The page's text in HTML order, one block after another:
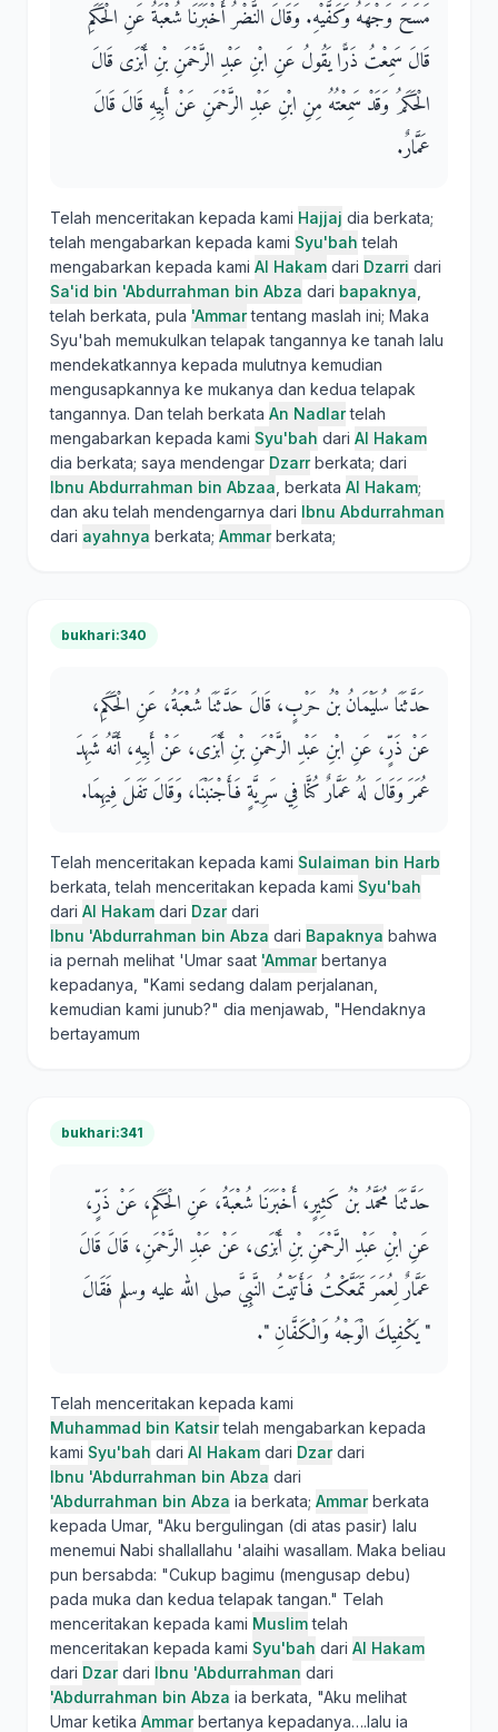
مَسَحَ وَجْهَهُ وَكَفَّيْهِ‏.‏ وَقَالَ النَّضْرُ أَخْبَرَنَا شُعْبَةُ عَنِ الْحَكَمِ
قَالَ سَمِعْتُ ذَرًّا يَقُولُ عَنِ ابْنِ عَبْدِ الرَّحْمَنِ بْنِ أَبْزَى قَالَ
الْحَكَمُ وَقَدْ سَمِعْتُهُ مِنِ ابْنِ عَبْدِ الرَّحْمَنِ عَنْ أَبِيهِ قَالَ قَالَ
عَمَّارٌ‏.‏
Telah menceritakan kepada kami Hajjaj dia berkata;
telah mengabarkan kepada kami Syu'bah telah
mengabarkan kepada kami Al Hakam dari Dzarri dari
Sa'id bin 'Abdurrahman bin Abza dari bapaknya
telah berkata, pula 'Ammartentang maslah ini; Maka
Syu'bah memukulkan telapak tangannya ke tanah lalu
mendekatkannya kepada mulutnya kemudian
mengusapkannya ke mukanya dan kedua telapak
tangannya. Dan telah berkata An Nadlartelah
mengabarkan kepada kami Syu'bah dari Al Hakam
dia berkata; saya mendengar Dzarrberkata; dari
Ibnu Abdurrahman bin Abzaa , berkata Al Hakam;
dan aku telah mendengarnya dari Ibnu Abdurrahman
dari ayahnya berkata; Ammarberkata;
bukhari:340
حَدَّثَنَا سُلَيْمَانُ بْنُ حَرْبٍ، قَالَ حَدَّثَنَا شُعْبَةُ، عَنِ الْحَكَمِ،
عَنْ ذَرٍّ، عَنِ ابْنِ عَبْدِ الرَّحْمَنِ بْنِ أَبْزَى، عَنْ أَبِيهِ، أَنَّهُ شَهِدَ
عُمَرَ وَقَالَ لَهُ عَمَّارٌ كُنَّا فِي سَرِيَّةٍ فَأَجْنَبْنَا، وَقَالَ تَفَلَ فِيهِمَا‏.‏
Telah menceritakan kepada kami Sulaiman bin Harb
berkata, telah menceritakan kepada kami Syu'bah
dari Al Hakam dari Dzardari
Ibnu 'Abdurrahman bin Abza dari Bapaknya bahwa
ia pernah melihat 'Umar saat 'Ammarbertanya
kepadanya, "Kami sedang dalam perjalanan,
kemudian kami junub?" dia menjawab, "Hendaknya
bertayamum
bukhari:341
حَدَّثَنَا مُحَمَّدُ بْنُ كَثِيرٍ، أَخْبَرَنَا شُعْبَةُ، عَنِ الْحَكَمِ، عَنْ ذَرٍّ،
عَنِ ابْنِ عَبْدِ الرَّحْمَنِ بْنِ أَبْزَى، عَنْ عَبْدِ الرَّحْمَنِ، قَالَ قَالَ
عَمَّارٌ لِعُمَرَ تَمَعَّكْتُ فَأَتَيْتُ النَّبِيَّ صلى الله عليه وسلم فَقَالَ ‏
"‏ يَكْفِيكَ الْوَجْهُ وَالْكَفَّانِ ‏"‏‏.‏
Telah menceritakan kepada kami
Muhammad bin Katsirtelah mengabarkan kepada
kami Syu'bah dari Al Hakam dari Dzardari
Ibnu 'Abdurrahman bin Abza dari
'Abdurrahman bin Abza ia berkata; Ammarberkata
kepada Umar, "Aku bergulingan (di atas pasir) lalu
menemui Nabi shallallahu 'alaihi wasallam. Maka beliau
pun bersabda: "Cukup bagimu (mengusap debu)
pada muka dan kedua telapak tangan." Telah
menceritakan kepada kami Muslimtelah
menceritakan kepada kami Syu'bah dari Al Hakam
dari Dzardari Ibnu 'Abdurrahman dari
'Abdurrahman bin Abza ia berkata, "Aku melihat
Umar ketika Ammarbertanya kepadanya….lalu ia